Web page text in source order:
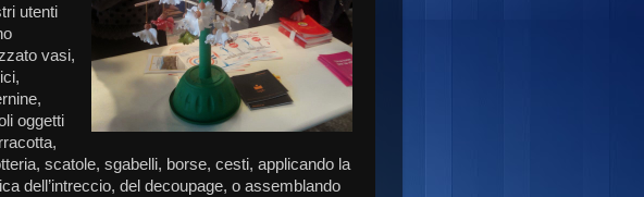
utenti
vasi,
oggetti
scatole, sgabelli, borse, cesti, applicando la
dell’intreccio, del decoupage, o assemblando